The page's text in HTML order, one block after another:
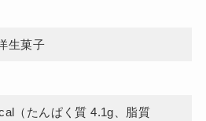
生菓子
（たんぱく質 4.1g、脂質